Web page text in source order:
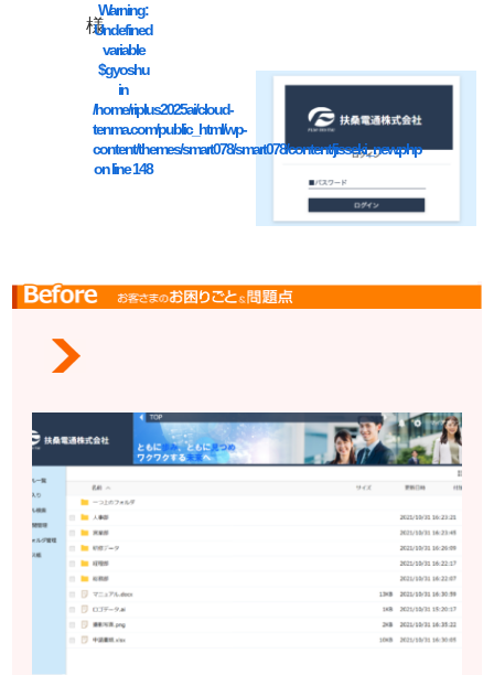
Warning:
Undefined
variable
$gyoshu
in
/home/riplus2025ai/cloud-
tenma.com/public_html/wp-
content/themes/smart078/smart078/content/jisseki_new.php
on line148
様